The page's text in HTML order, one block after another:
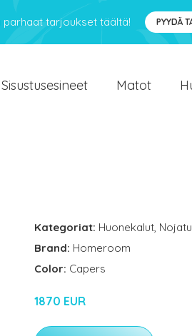
parhaat tarjoukset täältä! PYYDÄ
Sisustusesineet Matot
Kategoriat: Huonekalut,
Brand: Homeroom
Color: Capers
1870 EUR